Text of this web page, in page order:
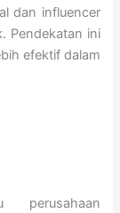
dan influencer
Pendekatan ini
efektif dalam
perusahaan